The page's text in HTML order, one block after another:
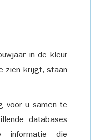
in de kleur
zien krijgt, staan
voor u samen te
databases
informatie die